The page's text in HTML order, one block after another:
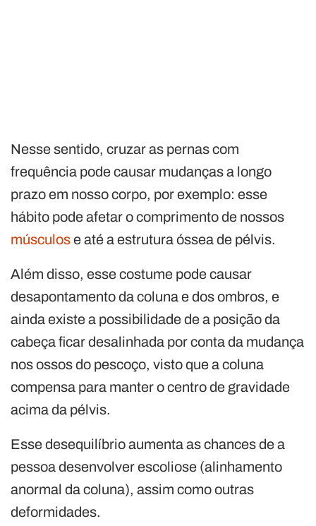
Nesse sentido, cruzar as pernas com
frequência pode causar mudanças a longo
prazo em nosso corpo, por exemplo: esse
hábito pode afetar o comprimento de nossos
músculose até a estrutura óssea de pélvis.
Além disso, esse costume pode causar
desapontamento da coluna e dos ombros, e
ainda existe a possibilidade de a posição da
cabeça ficar desalinhada por conta da mudança
nos ossos do pescoço, visto que a coluna
compensa para manter o centro de gravidade
acima da pélvis.
Esse desequilíbrio aumenta as chances de a
pessoa desenvolver escoliose (alinhamento
anormal da coluna), assim como outras
deformidades.